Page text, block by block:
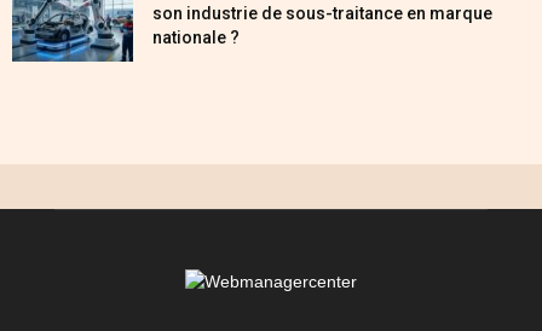
son industrie de sous-traitance en marque
nationale ?